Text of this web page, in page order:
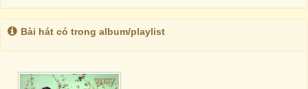
Bài hát có trong album/playlist